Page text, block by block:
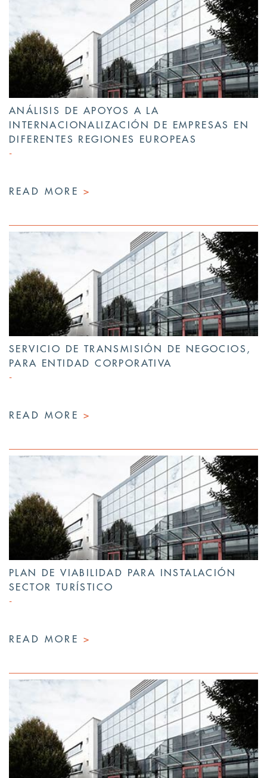
ANÁLISIS DE APOYOS A LA
INTERNACIONALIZACIÓN DE EMPRESAS EN
DIFERENTES REGIONES EUROPEAS
READ MORE >
SERVICIO DE TRANSMISIÓN DE NEGOCIOS,
PARA ENTIDAD CORPORATIVA
READ MORE >
PLAN DE VIABILIDAD PARA INSTALACIÓN
SECTOR TURÍSTICO
READ MORE >